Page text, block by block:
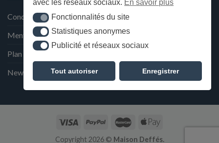
avec les réseaux sociaux. En savoir plus
Fonctionnalités du site
Fonctionnalités du site
Statistiques anonymes
Statistiques anonymes
Publicité et réseaux sociaux
Publicité et réseaux sociaux
Tout autoriser Enregistrer
Conditions générales de ventes
Mentions Légales et Politique de confidentialité
Plan du site
Newsletter de la Maison Deffès
Copyright 2026 © Maison Deffés.